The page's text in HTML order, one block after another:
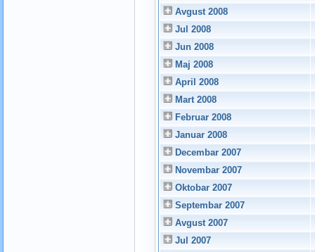
Avgust 2008
Jul 2008
Jun 2008
Maj 2008
April 2008
Mart 2008
Februar 2008
Januar 2008
Decembar 2007
Novembar 2007
Oktobar 2007
Septembar 2007
Avgust 2007
Jul 2007